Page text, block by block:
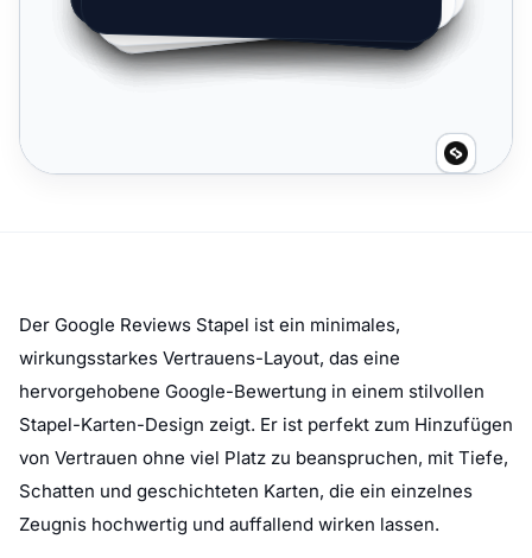
Der Google Reviews Stapel ist ein minimales,
wirkungsstarkes Vertrauens-Layout, das eine
hervorgehobene Google-Bewertung in einem stilvollen
Stapel-Karten-Design zeigt. Er ist perfekt zum Hinzufügen
von Vertrauen ohne viel Platz zu beanspruchen, mit Tiefe,
Schatten und geschichteten Karten, die ein einzelnes
Zeugnis hochwertig und auffallend wirken lassen.